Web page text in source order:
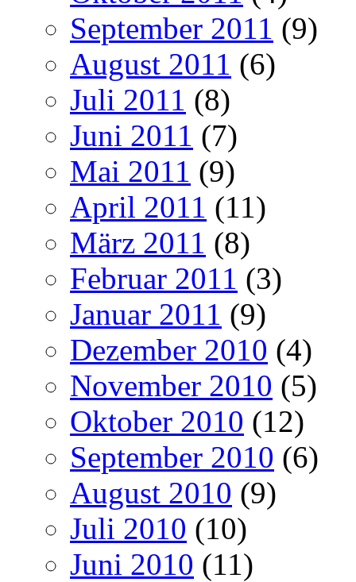
September 2011 (9)
August 2011 (6)
Juli 2011 (8)
Juni 2011 (7)
Mai 2011 (9)
April 2011 (11)
März 2011 (8)
Februar 2011 (3)
Januar 2011 (9)
Dezember 2010 (4)
November 2010 (5)
Oktober 2010 (12)
September 2010 (6)
August 2010 (9)
Juli 2010 (10)
Juni 2010 (11)